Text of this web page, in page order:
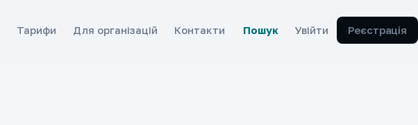
Тарифи Для організацій Контакти Пошук Увійти Реєстрація